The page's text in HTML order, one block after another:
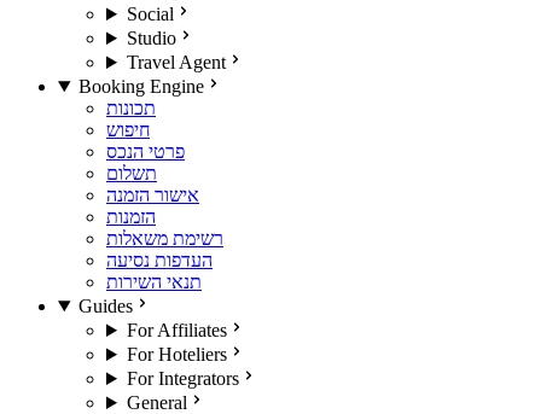
Social
Studio
Travel Agent
Booking Engine
תכונות
חיפוש
פרטי הנכס
תשלום
אישור הזמנה
הזמנות
רשימת משאלות
העדפות נסיעה
תנאי השירות
Guides
For Affiliates
For Hoteliers
For Integrators
General